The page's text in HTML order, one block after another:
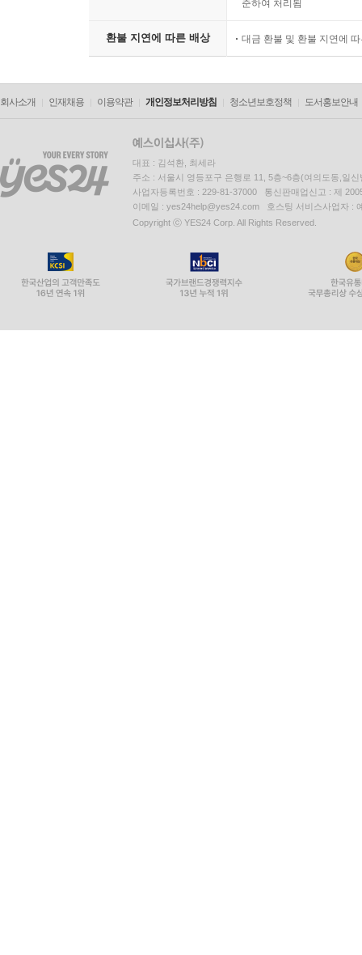
준하여 처리됨
환불 지연에 따른 배상 대금 환불 및 환불 지연에
회사소개 인재채용 이용약관 개인정보처리방침 청소년보호정책 도서홍보안내
대표 : 김석환, 최세라
주소 : 서울시 영등포구 은행로 11, 5층~6층(여의도동,일신
사업자등록번호 : 229-81-37000 통신판매업신고 : 제
이메일 : yes24help@yes24.com 호스팅 서비스사업자 :
Copyright ⓒ YES24 Corp. All Rights Reserved.